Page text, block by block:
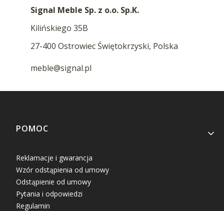
Signal Meble Sp. z o.o. Sp.K.
Kilińskiego 35B
27-400 Ostrowiec Świętokrzyski, Polska
meble@signal.pl
Linki w stopce
POMOC
Reklamacje i gwarancja
Wzór odstąpienia od umowy
Odstąpienie od umowy
Pytania i odpowiedzi
Regulamin